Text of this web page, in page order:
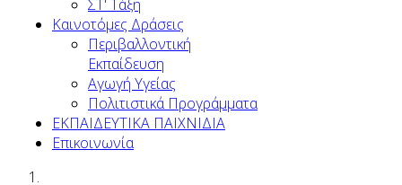
ΣΤ' Τάξη
Καινοτόμες Δράσεις
Περιβαλλοντική
Εκπαίδευση
Αγωγή Υγείας
Πολιτιστικά Προγράμματα
ΕΚΠΑΙΔΕΥΤΙΚΑ ΠΑΙΧΝΙΔΙΑ
Επικοινωνία